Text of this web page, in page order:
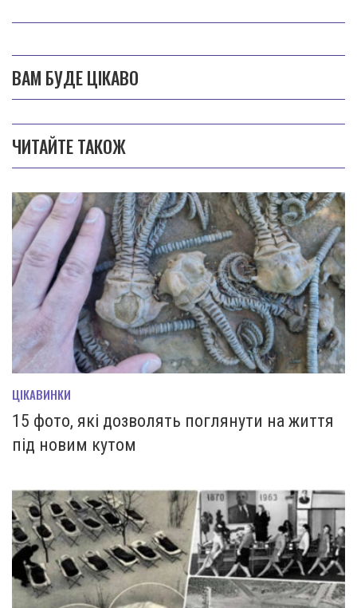
ВАМ БУДЕ ЦІКАВО
ЧИТАЙТЕ ТАКОЖ
ЦІКАВИНКИ
15 фото, які дозволять поглянути на життя
під новим кутом